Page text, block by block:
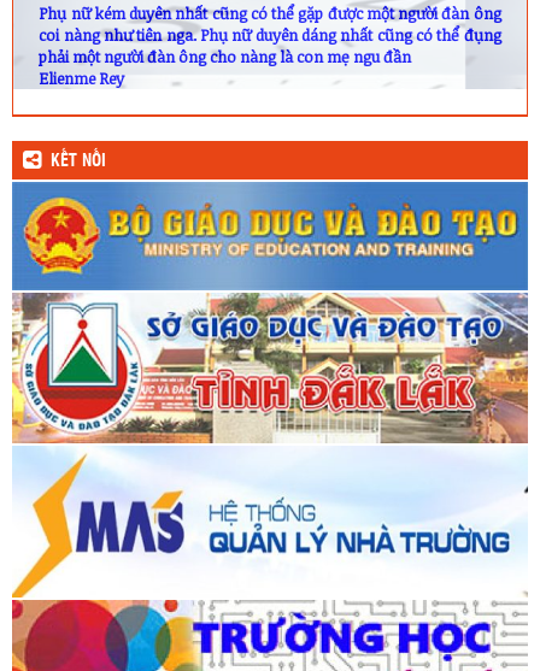
Phụ nữ kém duyên nhất cũng có thể gặp được một người đàn ông
coi nàng như tiên nga. Phụ nữ duyên dáng nhất cũng có thể đụng
phải một người đàn ông cho nàng là con mẹ ngu đần
Elienme Rey
KẾT NỐI